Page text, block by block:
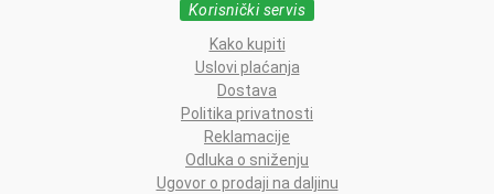
Korisnički servis
Kako kupiti
Uslovi plaćanja
Dostava
Politika privatnosti
Reklamacije
Odluka o sniženju
Ugovor o prodaji na daljinu